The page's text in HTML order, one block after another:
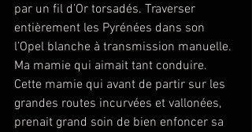
par un fil d’Or torsadés. Traverser
entièrement les Pyrénées dans son
l’Opel blanche à transmission manuelle.
Ma mamie qui aimait tant conduire.
Cette mamie qui avant de partir sur les
grandes routes incurvées et vallonées,
prenait grand soin de bien enfoncer sa